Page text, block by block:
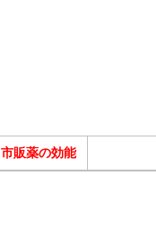
市販薬の効能